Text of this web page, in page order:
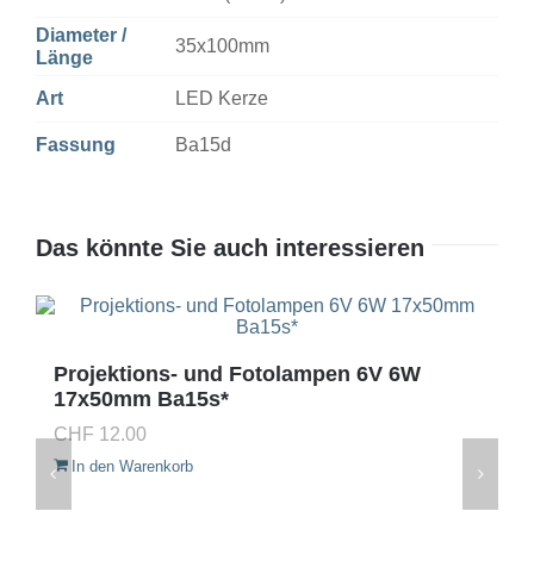
Diameter /
Länge
35x100mm
Art LED Kerze
Fassung Ba15d
Das könnte Sie auch interessieren
Projektions- und Fotolampen 6V 6W
17x50mm Ba15s*
CHF 12.00
In den Warenkorb